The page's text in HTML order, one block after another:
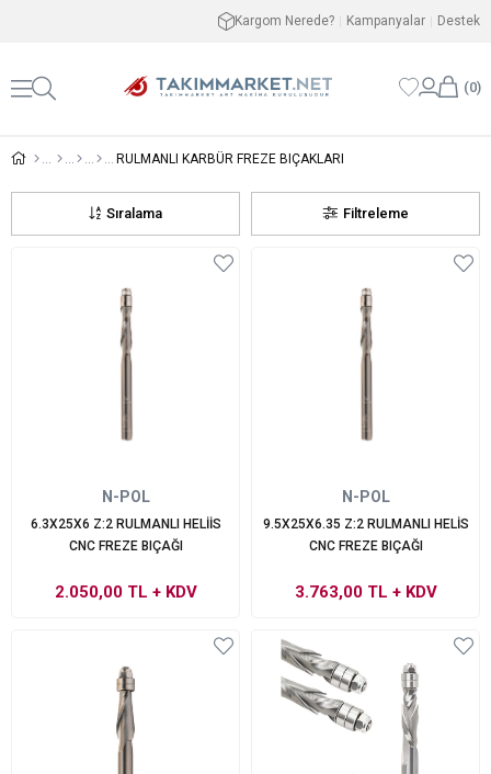
Kargom Nerede? Kampanyalar Destek
0
RULMANLI KARBÜR FREZE BIÇAKLARI
Filtreleme
Sıralama
N-POL
6.3X25X6 Z:2 RULMANLI HELİİS
CNC FREZE BIÇAĞI
2.050,00 TL + KDV
N-POL
9.5X25X6.35 Z:2 RULMANLI HELİS
CNC FREZE BIÇAĞI
3.763,00 TL + KDV